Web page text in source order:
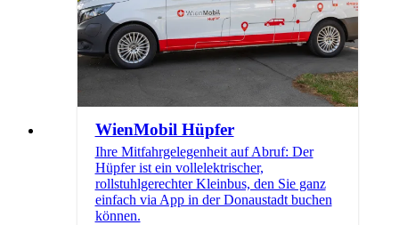
WienMobil Hüpfer
Ihre Mitfahrgelegenheit auf Abruf: Der
Hüpfer ist ein vollelektrischer,
rollstuhlgerechter Kleinbus, den Sie ganz
einfach via App in der Donaustadt buchen
können.